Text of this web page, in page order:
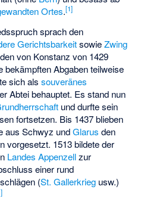
Ortes.[1]
sprach den
GerichtsbarkeitsowieZwing
von Konstanz von 1429
bekämpften Abgaben teilweise
sich alssouveränes
Abtei behauptet. Es stand nun
und durfte sein
fortsetzen. Bis 1437 blieben
aus Schwyz undGlarus den
vorgesetzt. 1513 bildete der
Landes Appenzellzur
einer rund
(St. Gallerkrieg usw.)